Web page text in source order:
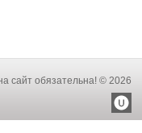
сайт обязательна! © 2026